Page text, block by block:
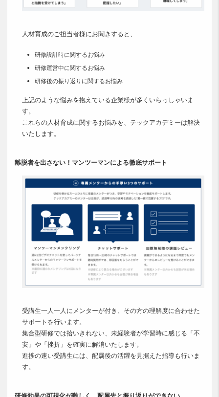
人材育成のご担当者様にお聞きすると、
研修設計時に関するお悩み
研修運営中に関するお悩み
研修後の振り返りに関するお悩み
上記のような悩みを抱えている企業様が多くいらっしゃいま
す。
これらの人材育成に関するお悩みを、テックアカデミーは解決
いたします。
離脱者を出さない！マンツーマンによる徹底サポート
受講生一人一人にメンターが付き、その方の理解度に合わせた
サポートを行います。
集合型研修では拾いきれない、未経験者が学習時に感じる「不
安」や「挫折」を確実に解消いたします。
進捗の速い受講生には、配属後の活躍を見据えた指導も行いま
す。